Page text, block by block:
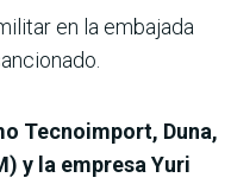
en la embajada
Tecnoimport, Duna,
y la empresa Yuri